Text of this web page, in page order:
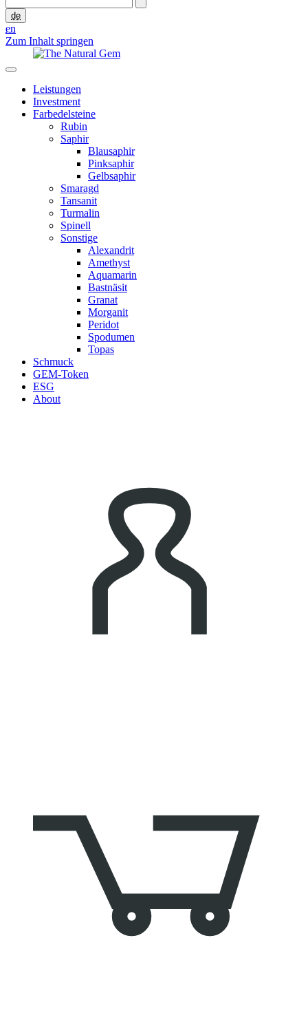
de
en
Zum Inhalt springen
Leistungen
Investment
Farbedelsteine
Rubin
Saphir
Blausaphir
Pinksaphir
Gelbsaphir
Smaragd
Tansanit
Turmalin
Spinell
Sonstige
Alexandrit
Amethyst
Aquamarin
Bastnäsit
Granat
Morganit
Peridot
Spodumen
Topas
Schmuck
GEM-Token
ESG
About